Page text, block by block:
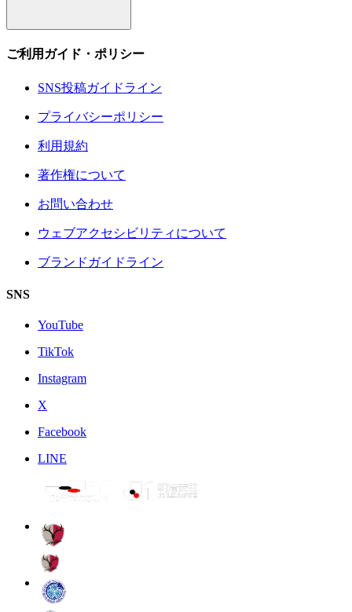
ご利用ガイド・ポリシー
SNS投稿ガイドライン
プライバシーポリシー
利用規約
著作権について
お問い合わせ
ウェブアクセシビリティについて
ブランドガイドライン
SNS
YouTube
TikTok
Instagram
X
Facebook
LINE